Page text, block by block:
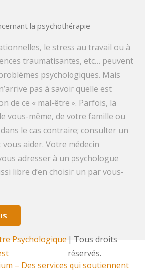
la psychothérapie
le stress au travail ou à
traumatisantes, etc… peuvent
psychologiques. Mais
pas à savoir quelle est
de ce « mal-être ». Parfois, la
vous-même, de votre famille ou
le cas contraire; consulter un
aider. Votre médecin
adresser à un psychologue
libre d’en choisir un par vous-
Psychologique | Tous droits
réservés.
– Des services qui soutiennent